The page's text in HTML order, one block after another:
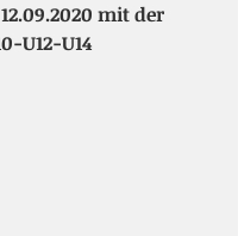
mit der
U12-U14